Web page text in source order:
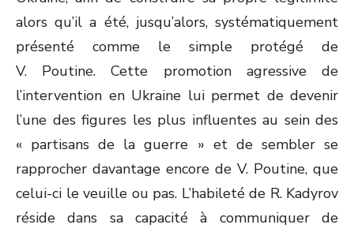
alors qu’il a été, jusqu’alors, systématiquement
présenté comme le simple protégé de
V. Poutine. Cette promotion agressive de
l’intervention en Ukraine lui permet de devenir
l’une des figures les plus influentes au sein des
« partisans de la guerre » et de sembler se
rapprocher davantage encore de V. Poutine, que
celui-ci le veuille ou pas. L’habileté de R. Kadyrov
réside dans sa capacité à communiquer de